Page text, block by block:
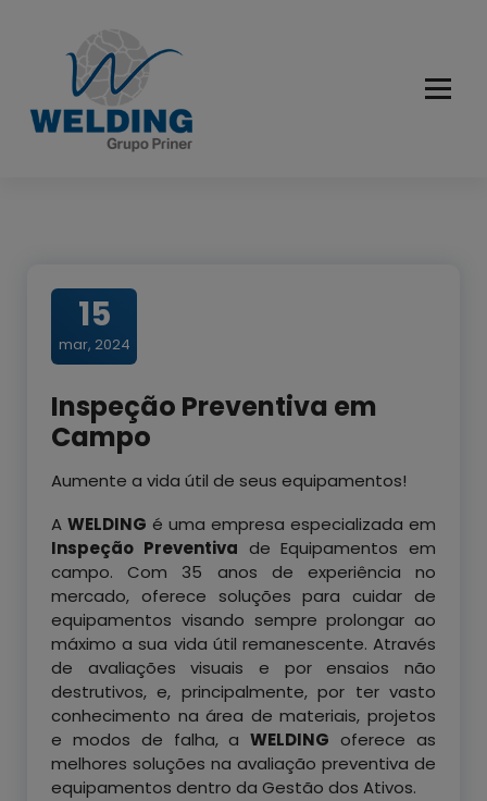
conteúdo
15
mar, 2024
Inspeção Preventiva em
Campo
Aumente a vida útil de seus equipamentos!
A WELDING é uma empresa especializada em
Inspeção Preventiva de Equipamentos em
campo. Com 35 anos de experiência no
mercado, oferece soluções para cuidar de
equipamentos visando sempre prolongar ao
máximo a sua vida útil remanescente. Através
de avaliações visuais e por ensaios não
destrutivos, e, principalmente, por ter vasto
conhecimento na área de materiais, projetos
e modos de falha, aWELDING oferece as
melhores soluções na avaliação preventiva de
equipamentos dentro da Gestão dos Ativos.